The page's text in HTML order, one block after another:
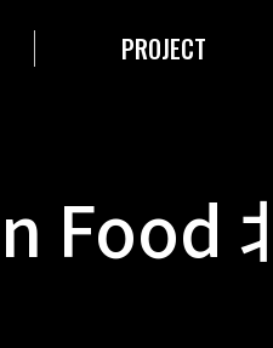
PROJECT
Food